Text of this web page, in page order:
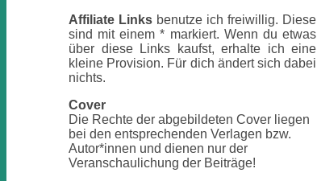
Affiliate Links benutze ich freiwillig. Diese
sind mit einem * markiert. Wenn du etwas
über diese Links kaufst, erhalte ich eine
kleine Provision. Für dich ändert sich dabei
nichts.
Cover
Die Rechte der abgebildeten Cover liegen
bei den entsprechenden Verlagen bzw.
Autor*innen und dienen nur der
Veranschaulichung der Beiträge!